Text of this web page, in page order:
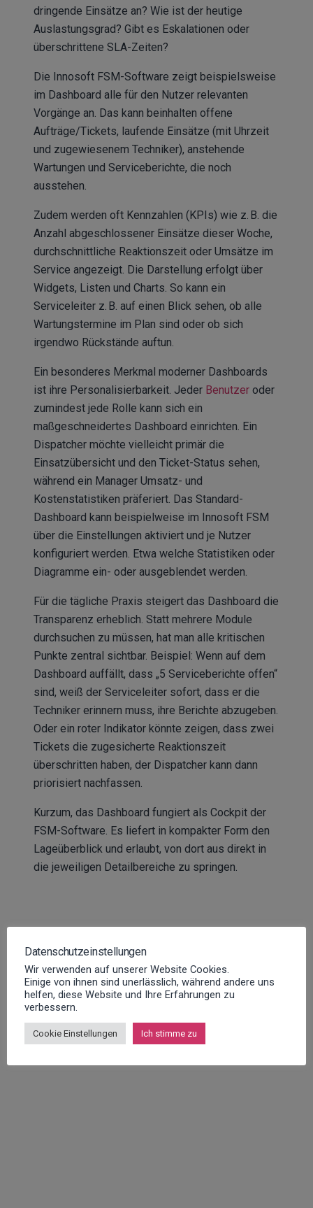
dringende Einsätze an? Wie ist der heutige
Auslastungsgrad? Gibt es Eskalationen oder
überschrittene SLA-Zeiten?
Die Innosoft FSM-Software zeigt beispielsweise
im Dashboard alle für den Nutzer relevanten
Vorgänge an. Das kann beinhalten offene
Aufträge/Tickets, laufende Einsätze (mit Uhrzeit
und zugewiesenem Techniker), anstehende
Wartungen und Serviceberichte, die noch
ausstehen.
Zudem werden oft Kennzahlen (KPIs) wie z. B. die
Anzahl abgeschlossener Einsätze dieser Woche,
durchschnittliche Reaktionszeit oder Umsätze im
Service angezeigt. Die Darstellung erfolgt über
Widgets, Listen und Charts. So kann ein
Serviceleiter z. B. auf einen Blick sehen, ob alle
Wartungstermine im Plan sind oder ob sich
irgendwo Rückstände auftun.
Ein besonderes Merkmal moderner Dashboards
ist ihre Personalisierbarkeit. Jeder Benutzer oder
zumindest jede Rolle kann sich ein
maßgeschneidertes Dashboard einrichten. Ein
Dispatcher möchte vielleicht primär die
Einsatzübersicht und den Ticket-Status sehen,
während ein Manager Umsatz- und
Kostenstatistiken präferiert. Das Standard-
Dashboard kann beispielweise im Innosoft FSM
über die Einstellungen aktiviert und je Nutzer
konfiguriert werden. Etwa welche Statistiken oder
Diagramme ein- oder ausgeblendet werden.
Für die tägliche Praxis steigert das Dashboard die
Transparenz erheblich. Statt mehrere Module
durchsuchen zu müssen, hat man alle kritischen
Punkte zentral sichtbar. Beispiel: Wenn auf dem
Dashboard auffällt, dass „5 Serviceberichte offen“
sind, weiß der Serviceleiter sofort, dass er die
Techniker erinnern muss, ihre Berichte abzugeben.
Oder ein roter Indikator könnte zeigen, dass zwei
Tickets die zugesicherte Reaktionszeit
überschritten haben, der Dispatcher kann dann
priorisiert nachfassen.
Kurzum, das Dashboard fungiert als Cockpit der
FSM-Software. Es liefert in kompakter Form den
Lageüberblick und erlaubt, von dort aus direkt in
die jeweiligen Detailbereiche zu springen.
+49 231 427 885 – 0
Martin-Schmeißer-Weg 15 44227
Dortmund
Datenschutzeinstellungen
Wir verwenden auf unserer Website Cookies.
Einige von ihnen sind unerlässlich, während andere uns
helfen, diese Website und Ihre Erfahrungen zu
verbessern.
Cookie Einstellungen Ich stimme zu